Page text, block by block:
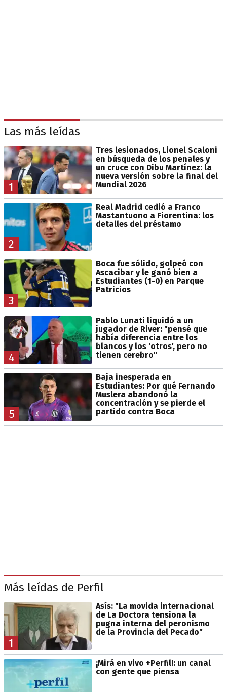
Las más leídas
1
Tres lesionados, Lionel Scaloni
en búsqueda de los penales y
un cruce con Dibu Martínez: la
nueva versión sobre la final del
Mundial 2026
2
Real Madrid cedió a Franco
Mastantuono a Fiorentina: los
detalles del préstamo
3
Boca fue sólido, golpeó con
Ascacibar y le ganó bien a
Estudiantes (1-0) en Parque
Patricios
4
Pablo Lunati liquidó a un
jugador de River: "pensé que
había diferencia entre los
blancos y los 'otros', pero no
tienen cerebro"
5
Baja inesperada en
Estudiantes: Por qué Fernando
Muslera abandonó la
concentración y se pierde el
partido contra Boca
Más leídas de Perfil
1
Asís: "La movida internacional
de La Doctora tensiona la
pugna interna del peronismo
de la Provincia del Pecado"
¡Mirá en vivo +Perfil!: un canal
con gente que piensa